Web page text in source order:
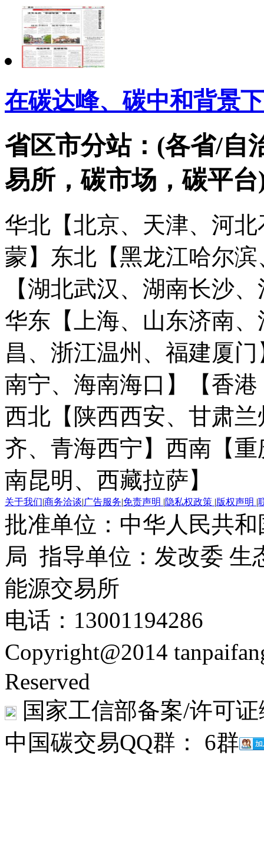
在碳达峰、碳中和背景
省区市分站：(各省/自
易所，碳市场，碳平台
华北【北京、天津、河
蒙】 东北【黑龙江哈尔
【湖北武汉、湖南长沙
华东【上海、山东济南
昌、浙江温州、福建厦门
南宁、海南海口】
【香
西北【陕西西安、甘肃
齐、青海西宁】 西南【
南昆明、西藏拉萨】
关于我们|商务洽谈|广告服务|免责声明 |隐私权政策 |版权声明 |
批准单位：中华人民共
局 指导单位：发改委 生
能源交易所
电话：13001194286
Copyright@2014
Reserved
国家工信部备案/许可
中国碳交易QQ群： 6群